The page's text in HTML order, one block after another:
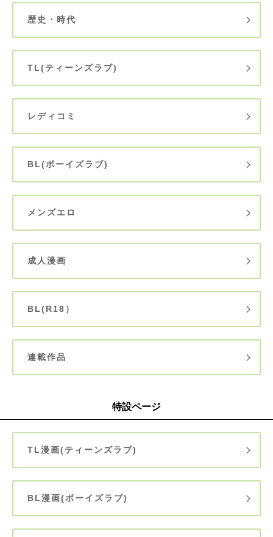
歴史・時代
TL(ティーンズラブ)
レディコミ
BL(ボーイズラブ)
メンズエロ
成人漫画
BL(R18）
連載作品
特設ページ
TL漫画(ティーンズラブ)
BL漫画(ボーイズラブ)